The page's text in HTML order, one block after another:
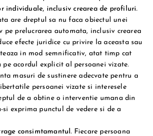
individuale, inclusiv crearea de profiluri.
are dreptul sa nu faca obiectul unei
pe prelucrarea automata, inclusiv crearea
efecte juridice cu privire la aceasta sau
in mod semnificativ, atat timp cat
pe acordul explicit al persoanei vizate.
masuri de sustinere adecvate pentru a
persoanei vizate si interesele
de a obtine o interventie umana din
si exprima punctul de vedere si de a
consimtamantul. Fiecare persoana